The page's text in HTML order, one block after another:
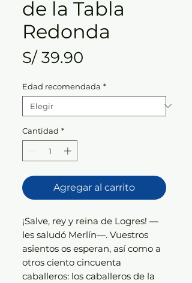
de la Tabla
Redonda
S/ 39.90
Edad recomendada *
Cantidad *
Agregar al carrito
¡Salve, rey y reina de Logres! —
les saludó Merlín—. Vuestros
asientos os esperan, así como a
otros ciento cincuenta
caballeros: los caballeros de la